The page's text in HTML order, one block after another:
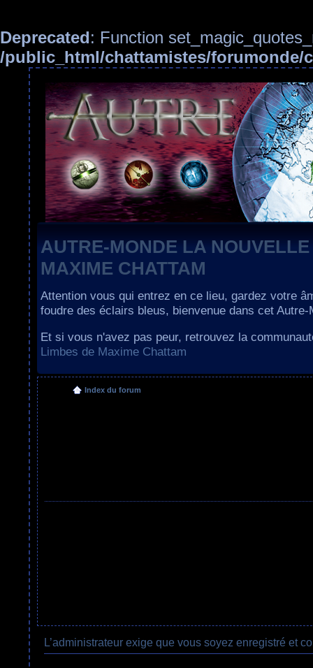
Deprecated: Function
/public_html/chattamistes/forumonde/
AUTRE-MONDE LA
MAXIME CHATTAM
Attention vous qui entrez en ce lieu, gardez votre
foudre des éclairs bleus, bienvenue dans cet Autre-
Et si vous n'avez pas peur, retrouvez la
Limbes de Maxime Chattam
Index du forum
L’administrateur exige que vous soyez enregistré et